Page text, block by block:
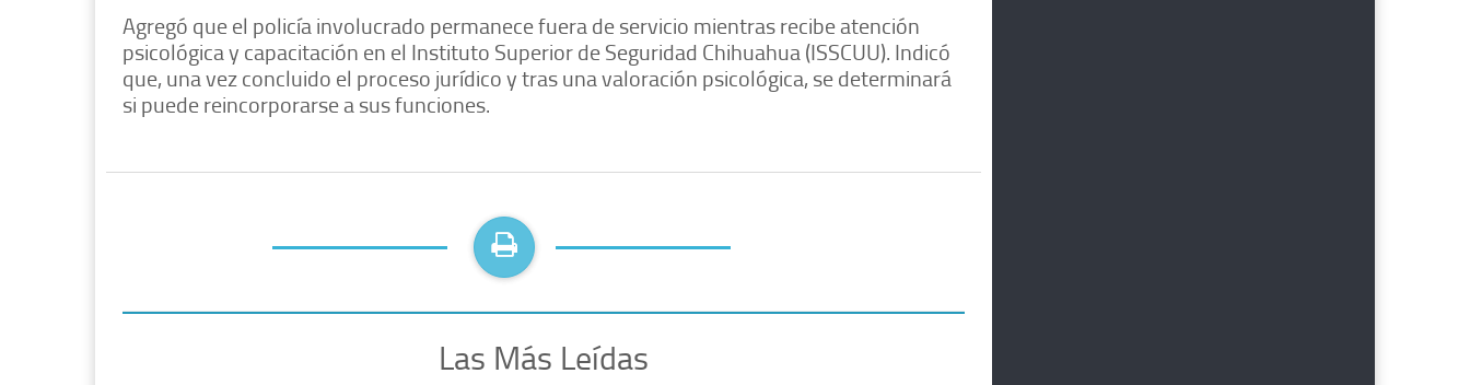
Agregó que el policía involucrado permanece fuera de servicio mientras recibe atención
psicológica y capacitación en el Instituto Superior de Seguridad Chihuahua (ISSCUU). Indicó
que, una vez concluido el proceso jurídico y tras una valoración psicológica, se determinará
si puede reincorporarse a sus funciones.
Las Más Leídas